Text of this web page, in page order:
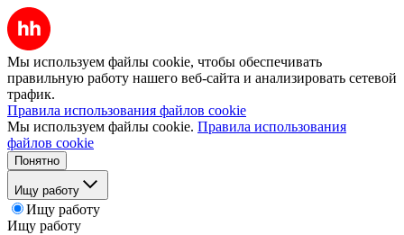
Мы используем файлы cookie, чтобы обеспечивать
правильную работу нашего веб-сайта и анализировать сетевой
трафик.
Правила использования файлов cookie
Мы используем файлы cookie. Правила использования
файлов cookie
Понятно
Ищу работу
Ищу работу
Ищу работу